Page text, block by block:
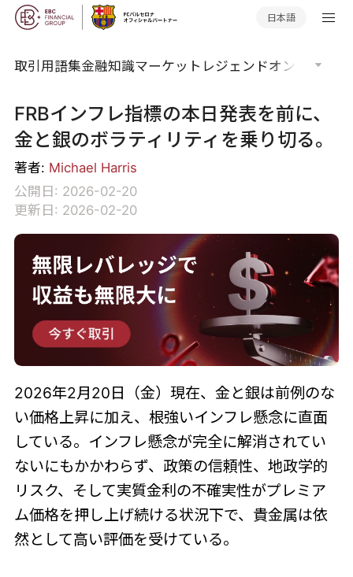
日本語
取引用語集金融知識マーケットレジェンドオンライン
FRBインフレ指標の本日発表を前に、
金と銀のボラティリティを乗り切る。
著者: Michael Harris
公開日: 2026-02-20
更新日: 2026-02-20
2026年2月20日（金）現在、金と銀は前例のな
い価格上昇に加え、根強いインフレ懸念に直面
している。インフレ懸念が完全に解消されてい
ないにもかかわらず、政策の信頼性、地政学的
リスク、そして実質金利の不確実性がプレミア
ム価格を押し上げ続ける状況下で、貴金属は依
然として高い評価を受けている。